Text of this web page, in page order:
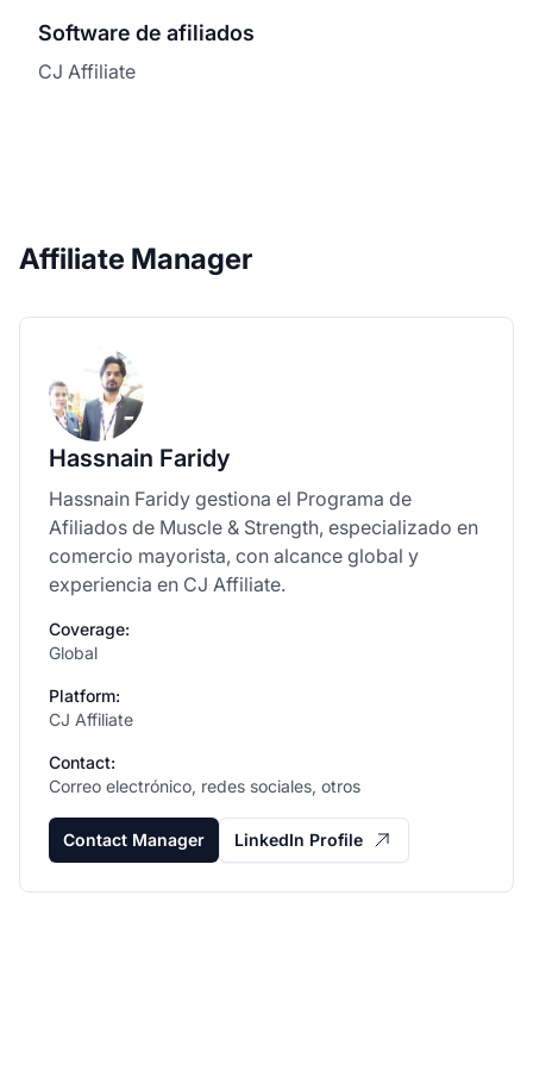
Software de afiliados
CJ Affiliate
Affiliate Manager
Hassnain Faridy
Hassnain Faridy gestiona el Programa de
Afiliados de Muscle & Strength, especializado en
comercio mayorista, con alcance global y
experiencia en CJ Affiliate.
Coverage:
Global
Platform:
CJ Affiliate
Contact:
Correo electrónico, redes sociales, otros
Contact Manager LinkedIn Profile